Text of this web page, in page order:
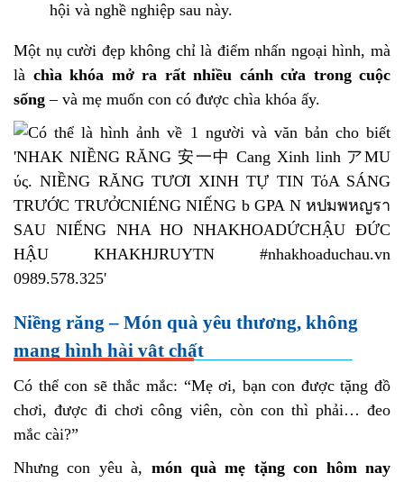
hội và nghề nghiệp sau này.
Một nụ cười đẹp không chỉ là điểm nhấn ngoại hình, mà
là chìa khóa mở ra rất nhiều cánh cửa trong cuộc
sống – và mẹ muốn con có được chìa khóa ấy.
Niềng răng – Món quà yêu thương, không
mang hình hài vật chất
Có thể con sẽ thắc mắc: “Mẹ ơi, bạn con được tặng đồ
chơi, được đi chơi công viên, còn con thì phải… đeo
mắc cài?”
Nhưng con yêu à, món quà mẹ tặng con hôm nay